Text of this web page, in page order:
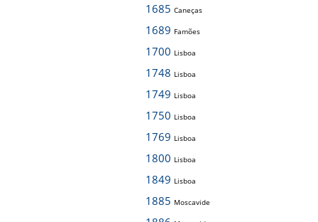
1685 Caneças
1689 Famões
1700 Lisboa
1748 Lisboa
1749 Lisboa
1750 Lisboa
1769 Lisboa
1800 Lisboa
1849 Lisboa
1885 Moscavide